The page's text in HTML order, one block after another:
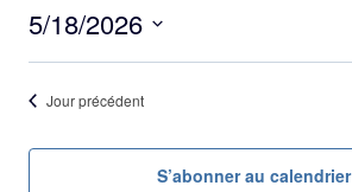
5/18/2026
Sélectionnez
uneJour précédent
S’abonner au calendrier